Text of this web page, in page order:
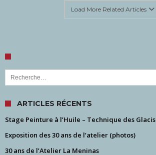
Load More Related Articles
Rechercher :
ARTICLES RÉCENTS
Stage Peinture à l’Huile – Technique des Glacis
Exposition des 30 ans de l’atelier (photos)
30 ans de l’Atelier La Meninas